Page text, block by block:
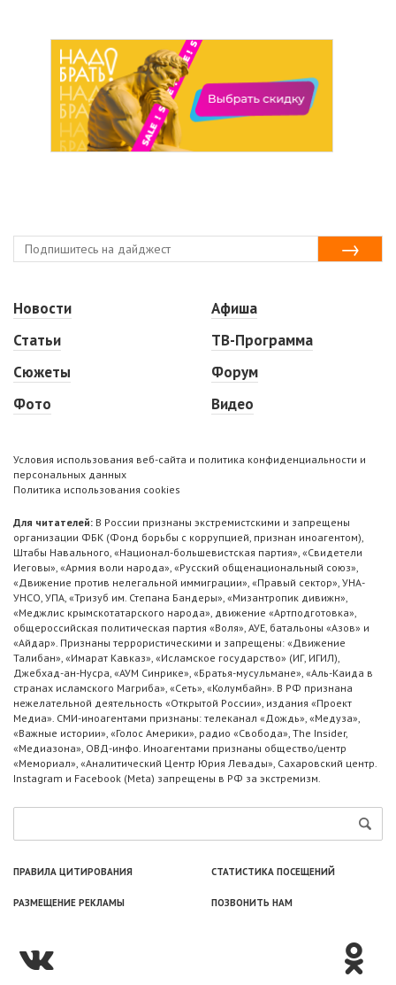
Новости
Статьи
Сюжеты
Фото
Афиша
ТВ-Программа
Форум
Видео
Условия использования веб-сайта и политика конфиденциальности и
персональных данных
Политика использования cookies
Для читателей: В России признаны экстремистскими и запрещены
организации ФБК (Фонд борьбы с коррупцией, признан иноагентом),
Штабы Навального, «Национал-большевистская партия», «Свидетели
Иеговы», «Армия воли народа», «Русский общенациональный союз»,
«Движение против нелегальной иммиграции», «Правый сектор», УНА-
УНСО, УПА, «Тризуб им. Степана Бандеры», «Мизантропик дивижн»,
«Меджлис крымскотатарского народа», движение «Артподготовка»,
общероссийская политическая партия «Воля», АУЕ, батальоны «Азов» и
«Айдар». Признаны террористическими и запрещены: «Движение
Талибан», «Имарат Кавказ», «Исламское государство» (ИГ, ИГИЛ),
Джебхад-ан-Нусра, «АУМ Синрике», «Братья-мусульмане», «Аль-Каида в
странах исламского Магриба», «Сеть», «Колумбайн». В РФ признана
нежелательной деятельность «Открытой России», издания «Проект
Медиа». СМИ-иноагентами признаны: телеканал «Дождь», «Медуза»,
«Важные истории», «Голос Америки», радио «Свобода», The Insider,
«Медиазона», ОВД-инфо. Иноагентами признаны общество/центр
«Мемориал», «Аналитический Центр Юрия Левады», Сахаровский центр.
Instagram и Facebook (Metа) запрещены в РФ за экстремизм.
ПРАВИЛА ЦИТИРОВАНИЯ СТАТИСТИКА ПОСЕЩЕНИЙ
РАЗМЕЩЕНИЕ РЕКЛАМЫ ПОЗВОНИТЬ НАМ